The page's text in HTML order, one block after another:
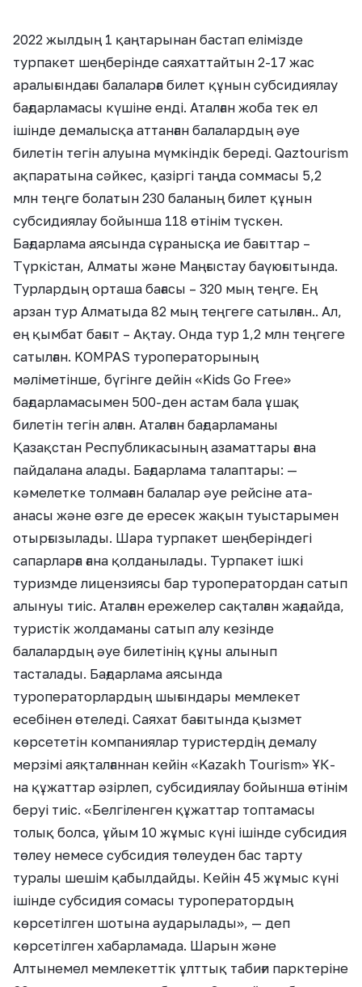
2022 жылдың 1 қаңтарынан бастап елімізде
турпакет шеңберінде саяхаттайтын 2-17 жас
аралығындағы балаларға билет құнын субсидиялау
бағдарламасы күшіне енді. Аталған жоба тек ел
ішінде демалысқа аттанған балалардың әуе
билетін тегін алуына мүмкіндік береді. Qaztourism
ақпаратына сәйкес, қазіргі таңда соммасы 5,2
млн теңге болатын 230 баланың билет құнын
субсидиялау бойынша 118 өтінім түскен.
Бағдарлама аясында сұранысқа ие бағыттар –
Түркістан, Алматы және Маңғыстау баүюғытында.
Турлардың орташа бағасы – 320 мың теңге. Ең
арзан тур Алматыда 82 мың теңгеге сатылған.. Ал,
ең қымбат бағыт – Ақтау. Онда тур 1,2 млн теңгеге
сатылған. KOMPAS туроператорының
мәліметінше, бүгінге дейін «Kids Go Free»
бағдарламасымен 500-ден астам бала ұшақ
билетін тегін алған. Аталған бағдарламаны
Қазақстан Республикасының азаматтары ғана
пайдалана алады. Бағдарлама талаптары: —
кәмелетке толмаған балалар әуе рейсіне ата-
анасы және өзге де ересек жақын туыстарымен
отырғызылады. Шара турпакет шеңберіндегі
сапарларға ғана қолданылады. Турпакет ішкі
туризмде лицензиясы бар туроператордан сатып
алынуы тиіс. Аталған ережелер сақталған жағдайда,
туристік жолдаманы сатып алу кезінде
балалардың әуе билетінің құны алынып
тасталады. Бағдарлама аясында
туроператорлардың шығындары мемлекет
есебінен өтеледі. Саяхат бағытында қызмет
көрсететін компаниялар туристердің демалу
мерзімі аяқталғаннан кейін «Kazakh Tourism» ҰК-
на құжаттар әзірлеп, субсидиялау бойынша өтінім
беруі тиіс. «Белгіленген құжаттар топтамасы
толық болса, ұйым 10 жұмыс күні ішінде субсидия
төлеу немесе субсидия төлеуден бас тарту
туралы шешім қабылдайды. Кейін 45 жұмыс күні
ішінде субсидия сомасы туроператордың
көрсетілген шотына аударылады», — деп
көрсетілген хабарламада. Шарын және
Алтынемел мемлекеттік ұлттық табиғи парктеріне